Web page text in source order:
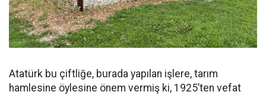
Atatürk bu çiftliğe, burada yapılan işlere, tarım
hamlesine öylesine önem vermiş ki, 1925’ten vefat